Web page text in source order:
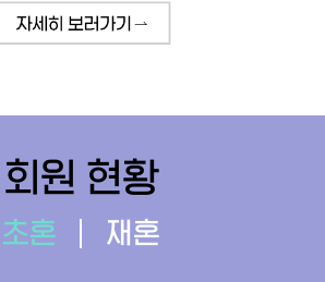
회원 현황
초혼 재혼